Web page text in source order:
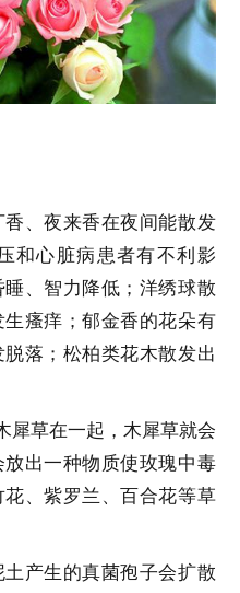
、夜来香在夜间能散发
和心脏病患者有不利影
、智力降低；洋绣球散
瘙痒；郁金香的花朵有
落；松柏类花木散发出
犀草在一起，木犀草就会
出一种物质使玫瑰中毒
、紫罗兰、百合花等草
产生的真菌孢子会扩散